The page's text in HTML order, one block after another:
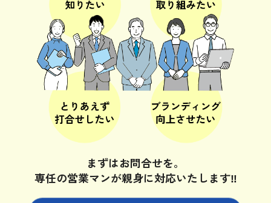
まずはお問合せを。
専任の営業マンが親身に対応いたします‼